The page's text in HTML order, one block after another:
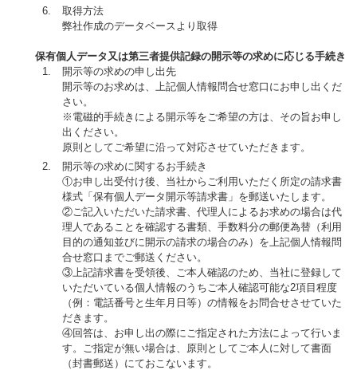
取得方法
弊社作成のデータベースより取得
保有個人データ又は第三者提供記録の開示等の求めに応じる手続き
開示等の求めの申し出先
開示等のお求めは、上記個人情報問合せ窓口にお申し出くだ
さい。
※電磁的手続きによる開示等をご希望の方は、その旨お申し
出ください。
原則としてご希望に沿って対応させていただきます。
開示等の求めに関するお手続き
①お申し出受付け後、当社からご利用いただく所定の請求書
様式「保有個人データ開示等請求書」を郵送いたします。
②ご記入いただいた請求書、代理人によるお求めの場合は代
理人であることを確認する書類、手数料分の郵便為替（利用
目的の通知並びに開示の請求の場合のみ）を上記個人情報問
合せ窓口までご郵送ください。
③上記請求書を受領後、ご本人確認のため、当社に登録して
いただいている個人情報のうちご本人確認可能な2項目程度
（例：電話番号と生年月日等）の情報をお問合せさせていた
だきます。
④回答は、お申し出の際にご指定された方法によって行いま
す。ご指定が無い場合は、原則としてご本人に対して書面
（封書郵送）にておこないます。